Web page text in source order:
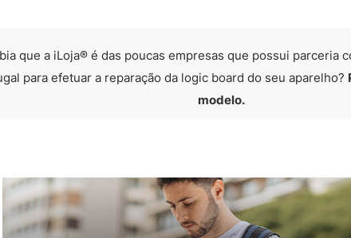
que a iLoja® é das poucas empresas que possui parceria
para efetuar a reparação da logic board do seu aparelho?
modelo.